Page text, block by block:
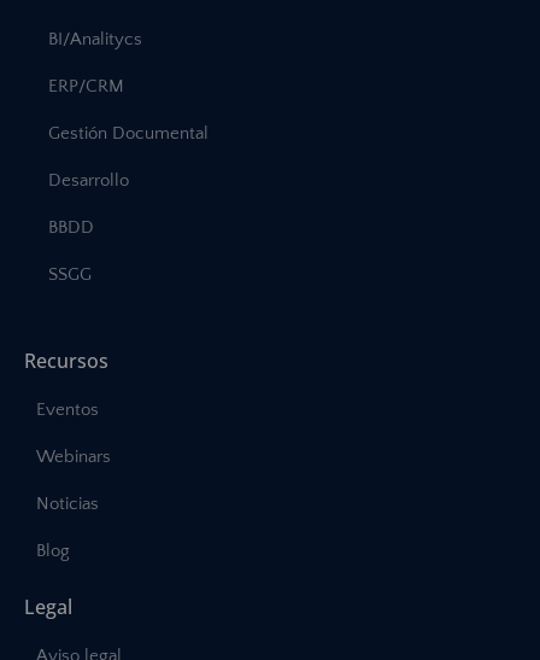
BI/Analitycs
ERP/CRM
Gestión Documental
Desarrollo
BBDD
SSGG
Recursos
Eventos
Webinars
Noticias
Blog
Legal
Aviso legal